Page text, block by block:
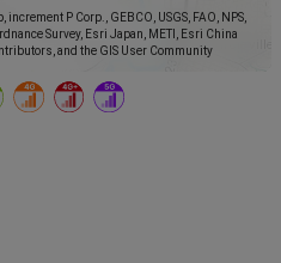
P Corp., GEBCO, USGS, FAO, NPS,
Survey, Esri Japan, METI, Esri China
and the GIS User Community